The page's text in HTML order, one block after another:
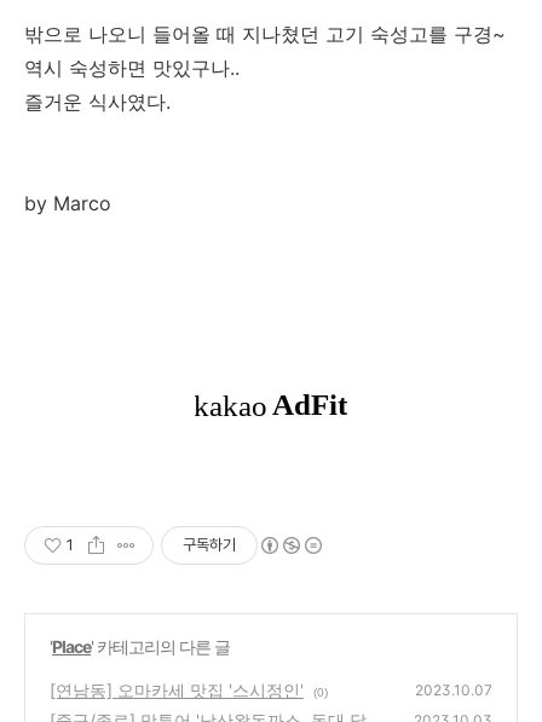
밖으로 나오니 들어올 때 지나쳤던 고기 숙성고를 구경~
역시 숙성하면 맛있구나..
즐거운 식사였다.
by Marco
1 구독하기
'Place' 카테고리의 다른 글
[연남동] 오마카세 맛집 '스시정인' (0) 2023.10.07